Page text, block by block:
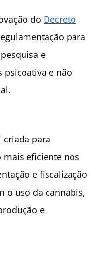
do Decreto
para
e
psicoativa e não
criada para
eficiente nos
e fiscalização
o uso da cannabis,
e